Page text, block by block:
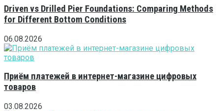
Driven vs Drilled Pier Foundations: Comparing Methods
for Different Bottom Conditions
06.08.2026
Приём платежей в интернет-магазине цифровых
товаров
03.08.2026